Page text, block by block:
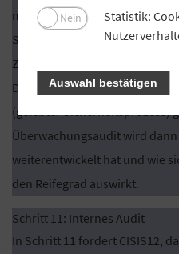
mehreren Durchläufen. Beim
Systemaudit gesprochen,
Zertifizierungsprüfung der
Dokumentation und die
(gelebter Sicherheitsprozess)
Überwachungsaudit wird
weiterentwickelt hat und wie
den Reifegrad auswirkt.
Schritt 11: Internes Audit
In Schritt 11 fordert CISIS12,
Nein
Statistik:
Auswahl bestätigen